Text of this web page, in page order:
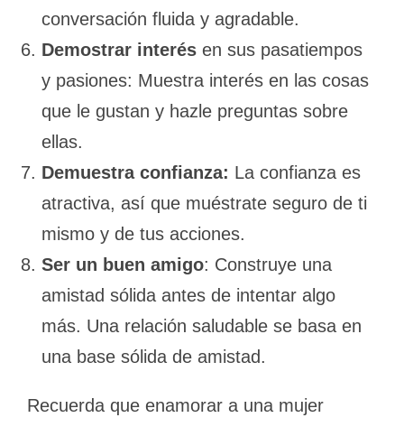
conversación fluida y agradable.
Demostrar interés en sus pasatiempos
y pasiones: Muestra interés en las cosas
que le gustan y hazle preguntas sobre
ellas.
Demuestra confianza: La confianza es
atractiva, así que muéstrate seguro de ti
mismo y de tus acciones.
Ser un buen amigo: Construye una
amistad sólida antes de intentar algo
más. Una relación saludable se basa en
una base sólida de amistad.
Recuerda que enamorar a una mujer